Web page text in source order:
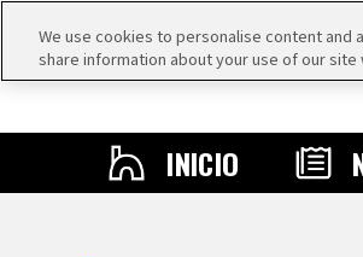
INICIO
We use cookies to personalise content and
share information about your use of our